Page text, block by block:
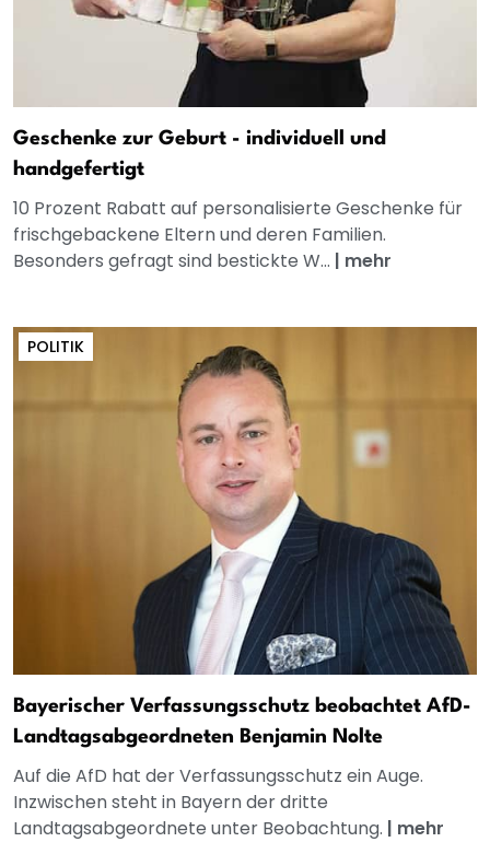
Geschenke zur Geburt - individuell und
handgefertigt
10 Prozent Rabatt auf personalisierte Geschenke für
frischgebackene Eltern und deren Familien.
Besonders gefragt sind bestickte W... | mehr
POLITIK
Bayerischer Verfassungsschutz beobachtet AfD-
Landtagsabgeordneten Benjamin Nolte
Auf die AfD hat der Verfassungsschutz ein Auge.
Inzwischen steht in Bayern der dritte
Landtagsabgeordnete unter Beobachtung. | mehr